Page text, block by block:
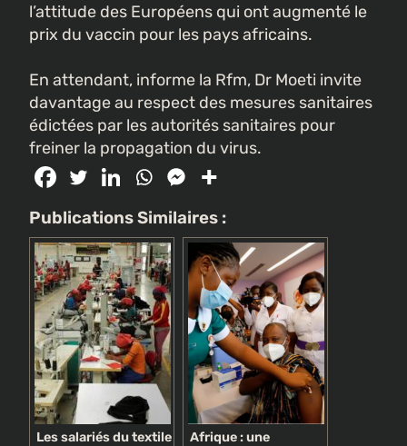
l’attitude des Européens qui ont augmenté le
prix du vaccin pour les pays africains.
En attendant, informe la Rfm, Dr Moeti invite
davantage au respect des mesures sanitaires
édictées par les autorités sanitaires pour
freiner la propagation du virus.
Publications Similaires :
Les salariés du textile
Afrique : une